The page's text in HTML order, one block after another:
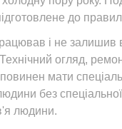
до
і не залишив
огляд,
мати
без
людини.